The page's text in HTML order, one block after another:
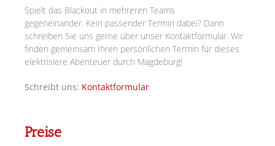
Spielt das Blackout in mehreren Teams
gegeneinander. Kein passender Termin dabei? Dann
schreiben Sie uns gerne über unser Kontaktformular. Wir
finden gemeinsam Ihren persönlichen Termin für dieses
elektrisiere Abenteuer durch Magdeburg!
Schreibt uns: Kontaktformular
Preise